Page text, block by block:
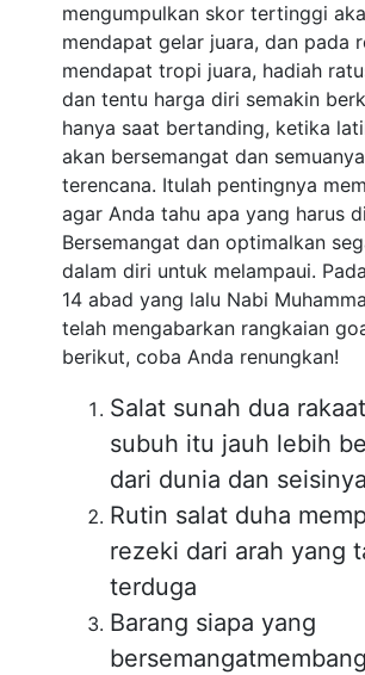
mengumpulkan skor tertinggi
mendapat gelar juara, dan pada
mendapat tropi juara, hadiah
dan tentu harga diri semakin
hanya saat bertanding, ketika
akan bersemangat dan
terencana. Itulah pentingnya
agar Anda tahu apa yang harus
Bersemangat dan optimalkan
dalam diri untuk melampaui.
14 abad yang lalu Nabi
telah mengabarkan rangkaian
berikut, coba Anda renungkan!
Salat sunah dua
subuh itu jauh lebih
dari dunia dan seisinya
Rutin salat duha
rezeki dari arah yang
terduga
Barang siapa yang